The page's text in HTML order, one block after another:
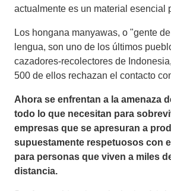
actualmente es un material esencial
Los hongana manyawas, o "gente
lengua, son uno de los últimos
cazadores-recolectores de
500 de ellos rechazan el contacto
Ahora se enfrentan a la amenaza
todo lo que necesitan para
empresas que se apresuran a
supuestamente respetuosos con
para personas que viven a miles
distancia.